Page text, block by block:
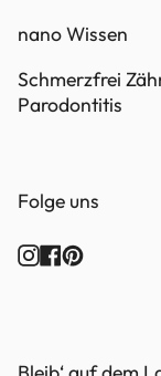
nano Wissen
Schmerzfrei
Parodontitis
Folge uns
Instagram
Facebook
Pinterest